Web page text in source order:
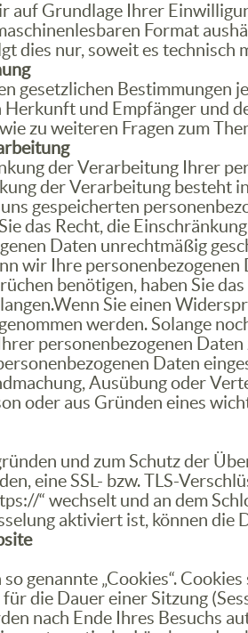
auf Grundlage Ihrer
Format
dies nur, soweit es technisch
gesetzlichen
und Empfänger und
zu weiteren Fragen zum
der Verarbeitung Ihrer
der Verarbeitung besteht
gespeicherten
das Recht, die
Daten unrechtmäßig
wir Ihre
benötigen, haben Sie
Sie einen
werden. Solange
personenbezogenen Daten
Daten
Ausübung oder
oder aus Gründen eines
und zum Schutz der
eine SSL- bzw. TLS-
“ wechselt und an dem
aktiviert ist, können
genannte „Cookies“.
die Dauer einer Sitzung
nach Ende Ihres Besuchs